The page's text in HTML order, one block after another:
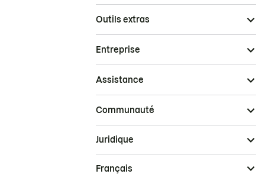
Outils extras
Entreprise
Assistance
Communauté
Juridique
Français